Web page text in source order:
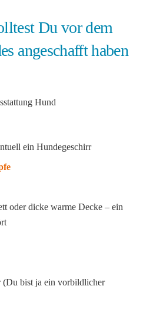
Du vor dem
angeschafft haben
ein Hundegeschirr
oder dicke warme Decke – ein
(Du bist ja ein vorbildlicher